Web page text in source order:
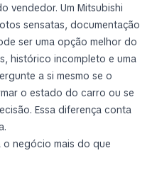
vendedor. Um Mitsubishi
sensatas, documentação
ser uma opção melhor do
histórico incompleto e uma
a si mesmo se o
o estado do carro ou se
Essa diferença conta
negócio mais do que